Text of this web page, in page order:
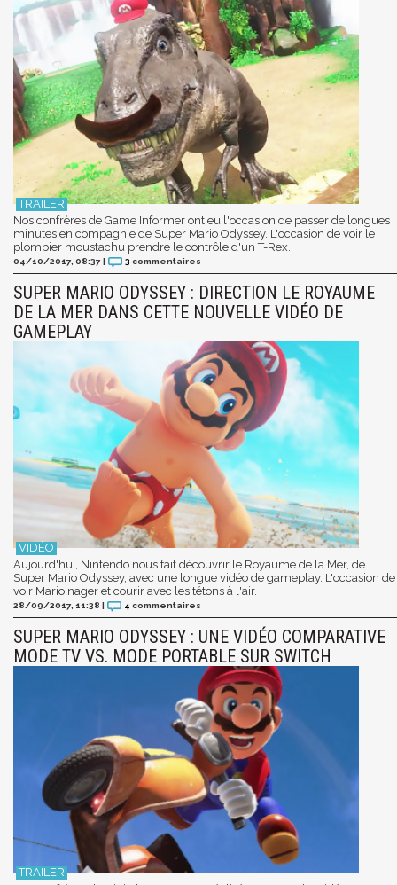
Nos confrères de Game Informer ont eu l'occasion de passer de longues
minutes en compagnie de Super Mario Odyssey. L'occasion de voir le
plombier moustachu prendre le contrôle d'un T-Rex.
04/10/2017, 08:37 | 3 commentaires
SUPER MARIO ODYSSEY : DIRECTION LE ROYAUME
DE LA MER DANS CETTE NOUVELLE VIDÉO DE
GAMEPLAY
Aujourd'hui, Nintendo nous fait découvrir le Royaume de la Mer, de
Super Mario Odyssey, avec une longue vidéo de gameplay. L'occasion de
voir Mario nager et courir avec les tétons à l'air.
28/09/2017, 11:38 | 4 commentaires
SUPER MARIO ODYSSEY : UNE VIDÉO COMPARATIVE
MODE TV VS. MODE PORTABLE SUR SWITCH